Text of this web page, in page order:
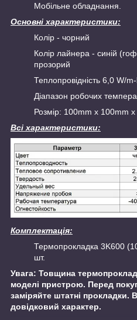
Мобільне обладнання.
Основні характеристики:
Колір - чорний
Колір лайнера - синій
прозорий
Теплопровідність 6,0 W/
Діапазон робочих
Розмір: 100mm х 100mm
Всі характеристики:
Комплектація:
Термопрокладка 3K600
шт.
Увага: Товщина
моделі пристрою. Перед
заміряйте штатні прокладки.
довідковий характер.